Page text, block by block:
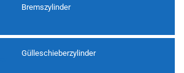
Bremszylinder
Gülleschieberzylinder